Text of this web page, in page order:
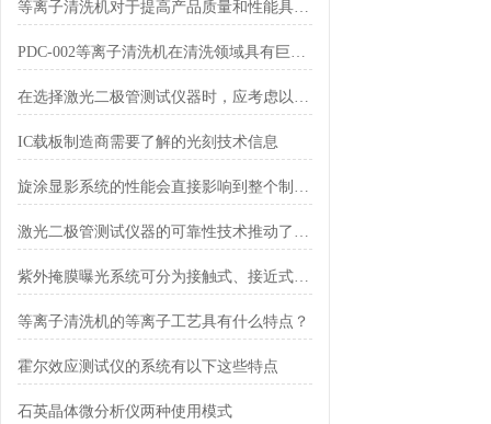
等离子清洗机对于提高产品质量和性能具有重要意义
PDC-002等离子清洗机在清洗领域具有巨大的应用潜力
在选择激光二极管测试仪器时，应考虑以下因素
IC载板制造商需要了解的光刻技术信息
旋涂显影系统的性能会直接影响到整个制造工艺的质量和效率
激光二极管测试仪器的可靠性技术推动了行业的发展
紫外掩膜曝光系统可分为接触式、接近式和投影式三种
等离子清洗机的等离子工艺具有什么特点？
霍尔效应测试仪的系统有以下这些特点
石英晶体微分析仪两种使用模式